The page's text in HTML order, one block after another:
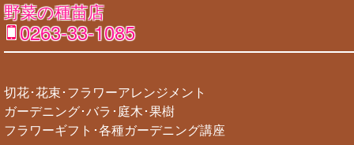
野菜の種苗店
0263-33-1085
切花･花束･フラワーアレンジメント
ガーデニング･バラ･庭木･果樹
フラワーギフト･各種ガーデニング講座